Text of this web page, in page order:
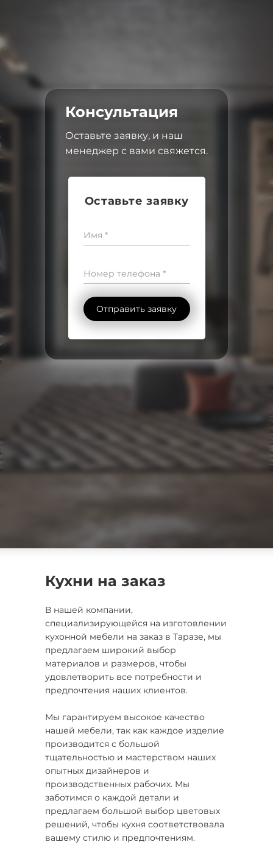
Консультация
Оставьте заявку
Имя *
Номер телефона *
Отправить заявку
Оставьте заявку, и наш
менеджер с вами свяжется.
В нашей компании,
специализирующейся на изготовлении
кухонной мебели на заказ в Таразе, мы
предлагаем широкий выбор
материалов и размеров, чтобы
удовлетворить все потребности и
предпочтения наших клиентов.
Мы гарантируем высокое качество
нашей мебели, так как каждое изделие
производится с большой
тщательностью и мастерством наших
опытных дизайнеров и
производственных рабочих. Мы
заботимся о каждой детали и
предлагаем большой выбор цветовых
решений, чтобы кухня соответствовала
вашему стилю и предпочтениям.
Кухни на заказ